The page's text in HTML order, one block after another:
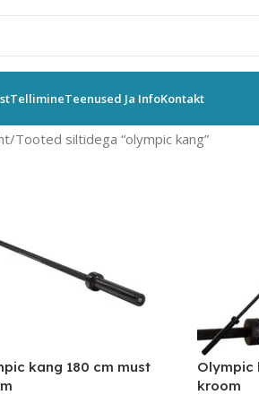
TellimineTeenused Ja InfoKontakt
Tooted siltidega “olympic kang”
kang 180 cm must
Olympic
kroom